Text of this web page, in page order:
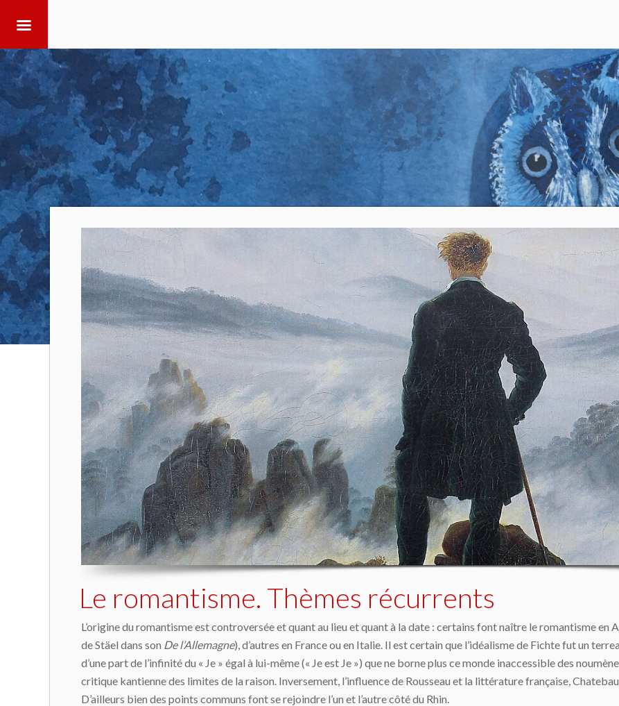
Le romantisme. Thèmes récurrents
L’origine du romantisme est controversée et quant au lieu et quant à la date : certains font naître le romantisme en
de Stäel dans son De l’Allemagne), d’autres en France ou en Italie. Il est certain que l’idéalisme de Fichte fut un
d’une part de l’infinité du « Je » égal à lui-même (« Je est Je ») que ne borne plus ce monde inaccessible des
critique kantienne des limites de la raison. Inversement, l’influence de Rousseau et la littérature française,
D’ailleurs bien des points communs font se rejoindre l’un et l’autre côté du Rhin.